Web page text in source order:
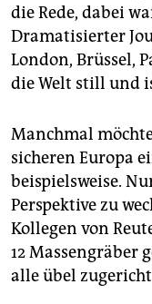
die Rede, dabei
Dramatisierter
London, Brüssel,
die Welt still und
Manchmal
sicheren Europa
beispielsweise.
Perspektive zu
Kollegen von
12 Massengräber
alle übel